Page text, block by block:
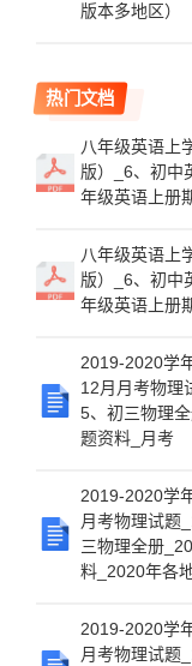
版本多地区）
热门文档
八年级英语上
版）_6、初中
年级英语上册
八年级英语上
版）_6、初中
年级英语上册
2019-2020学
12月月考物理
5、初三物理
题资料_月考
2019-2020学
月考物理试题
三物理全册
料_2020年各
2019-2020学
月考物理试题